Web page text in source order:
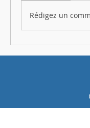
Rédigez un